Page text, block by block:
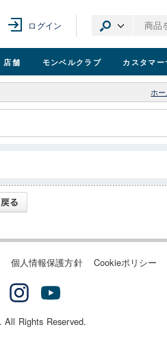
ログイン
店舗 モンベルクラブ カスタマー
ホー
個人情報保護方針 Cookieポリシー
Rights Reserved.